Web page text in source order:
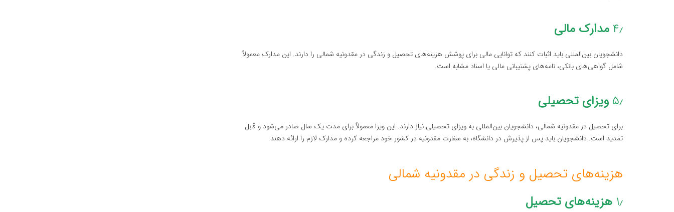
۴٫ مدارک مالی
دانشجویان بین‌المللی باید اثبات کنند که توانایی مالی برای پوشش هزینه‌های تحصیل و زندگی در مقدونیه شمالی را دارند. این مدارک معمولاً
شامل گواهی‌های بانکی، نامه‌های پشتیبانی مالی یا اسناد مشابه است.
۵٫ ویزای تحصیلی
برای تحصیل در مقدونیه شمالی، دانشجویان بین‌المللی به ویزای تحصیلی نیاز دارند. این ویزا معمولاً برای مدت یک سال صادر می‌شود و قابل
تمدید است. دانشجویان باید پس از پذیرش در دانشگاه، به سفارت مقدونیه در کشور خود مراجعه کرده و مدارک لازم را ارائه دهند.
هزینه‌های تحصیل و زندگی در مقدونیه شمالی
۱٫ هزینه‌های تحصیل